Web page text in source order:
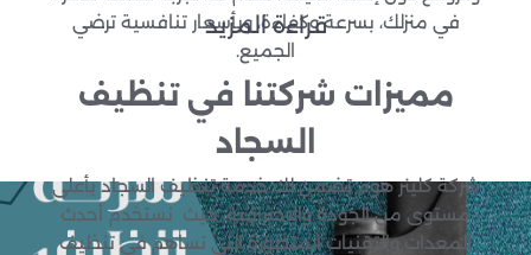
في منزلك، بسرعة وكفاءة، وبأسعار تنافسية ترضي
الجميع.
مميزات شركتنا في تنظيف
السجاد
شركة كلينر هوم تضمن لك خدمة تنظيف السجاد بأعلى
مستوى من الجودة والاحترافية. حيث نستخدم أحدث
المعدات والتقنيات المتطورة التي تساهم في تنظيف
قراءة المزيد